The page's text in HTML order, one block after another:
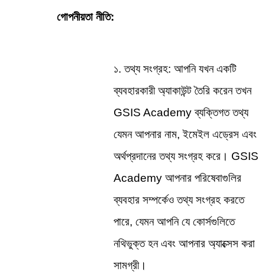
গোপনীয়তা নীতি:
১. তথ্য সংগ্রহ: আপনি যখন একটি
ব্যবহারকারী অ্যাকাউন্ট তৈরি করেন তখন
GSIS Academy ব্যক্তিগত তথ্য
যেমন আপনার নাম, ইমেইল এড্রেস এবং
অর্থপ্রদানের তথ্য সংগ্রহ করে। GSIS
Academy আপনার পরিষেবাগুলির
ব্যবহার সম্পর্কেও তথ্য সংগ্রহ করতে
পারে, যেমন আপনি যে কোর্সগুলিতে
নথিভুক্ত হন এবং আপনার অ্যাক্সেস করা
সামগ্রী।